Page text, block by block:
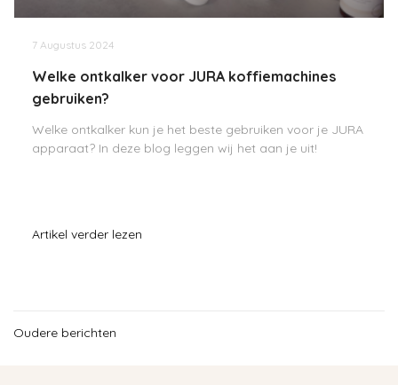
7 Augustus 2024
Welke ontkalker voor JURA koffiemachines
gebruiken?
Welke ontkalker kun je het beste gebruiken voor je JURA
apparaat? In deze blog leggen wij het aan je uit!
Artikel verder lezen
Oudere berichten